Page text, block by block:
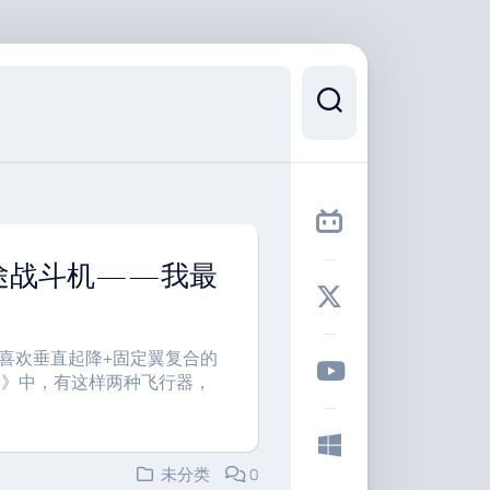
战斗机——我最
欢垂直起降+固定翼复合的
中，有这样两种飞行器，
未分类
0